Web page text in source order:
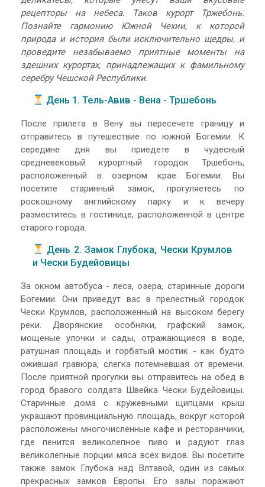
рецепторы на небеса. Таков курорт Тржебонь.
Познайте гармонию Южной Чехии, к которой
природа и история были исключительно щедры, и
проведите незабываемо приятные моменты на
здешних курортах, принадлежащих к фамильному
серебру Чешской Республики.
День 1. Тель-Авив - Вена - Тршебонь
После прилета в Вену вы пересечете границу и
отправитесь в путешествие по южной Богемии. К
середине дня вы приедете в чудесный
средневековый курортный городок Тршебонь,
расположенный в озерном крае Богемии. Вы
посетите старинный замок, прогуляетесь по
роскошному английскому парку и к вечеру
разместитесь в гостинице, расположенной в центре
старого города.
День 2. Замок Глубока, Чески Крумлов
и Чески Будейовицы
За окном автобуса - леса, озера, старинные дороги
Богемии. Они приведут вас в прелестный городок
Чески Крумлов, расположенный на высоком берегу
реки. Дворянские особняки, графский замок,
мощеные улочки и сады, отражающиеся в воде,
ратушная площадь и горбатый мостик - как будто
ожившая гравюра, слегка потемневшая от времени.
После приятной прогулки вы отправитесь на обед в
город бравого солдата Швейка Чески Будейовицы.
Старинные дома с кружевными щипцами крыш
украшают провинциальную площадь, вокруг которой
расположены многочисленные кафе и ресторанчики,
где пенится великолепное пиво и радуют глаз
великолепные порции мяса всех видов. Вы посетите
также замок Глубока над Влтавой, один из самых
прекрасных замков Европы. Его залы поражают